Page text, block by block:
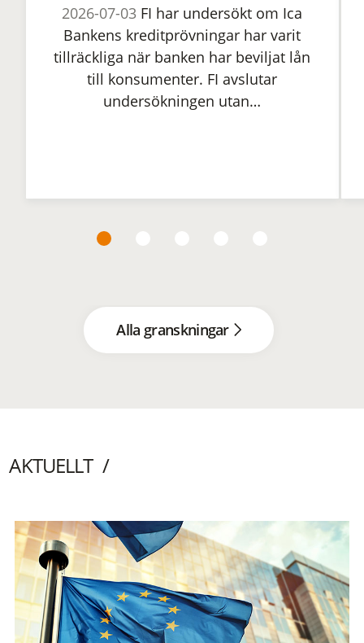
2026-07-03 FI har undersökt om Ica
Bankens kreditprövningar har varit
tillräckliga när banken har beviljat lån
till konsumenter. FI avslutar
undersökningen utan…
Alla granskningar
AKTUELLT